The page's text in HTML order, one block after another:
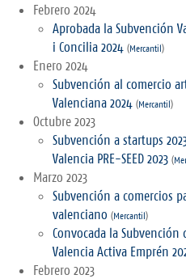
Febrero 2024
Aprobada la Subvención
i Concilia 2024 (Mercantil)
Enero 2024
Subvención al comercio
Valenciana 2024 (Mercantil)
Octubre 2023
Subvención a startups
Valencia PRE-SEED 2023 (
Marzo 2023
Subvención a comercios
valenciano (Mercantil)
Convocada la
Valencia Activa Emprén
Febrero 2023